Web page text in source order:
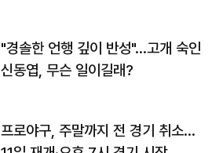
"경솔한 언행 깊이 반성"…고개 숙인
신동엽, 무슨 일이길래?
프로야구, 주말까지 전 경기 취소…